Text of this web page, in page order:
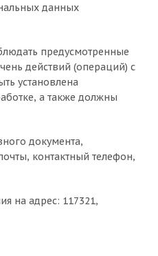
данных
предусмотренные
действий (операций) с
установлена
а также должны
документа,
контактный телефон,
на адрес: 117321,